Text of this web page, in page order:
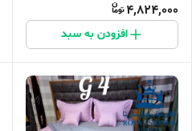
4,824,000
افزودن به سبد